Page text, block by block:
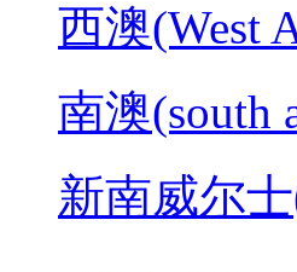
西澳(West
南澳(south
新南威尔士